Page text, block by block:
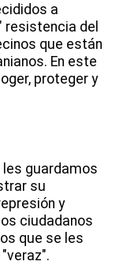
a
resistencia del
que están
En este
proteger y
les guardamos
su
y
ciudadanos
que se les